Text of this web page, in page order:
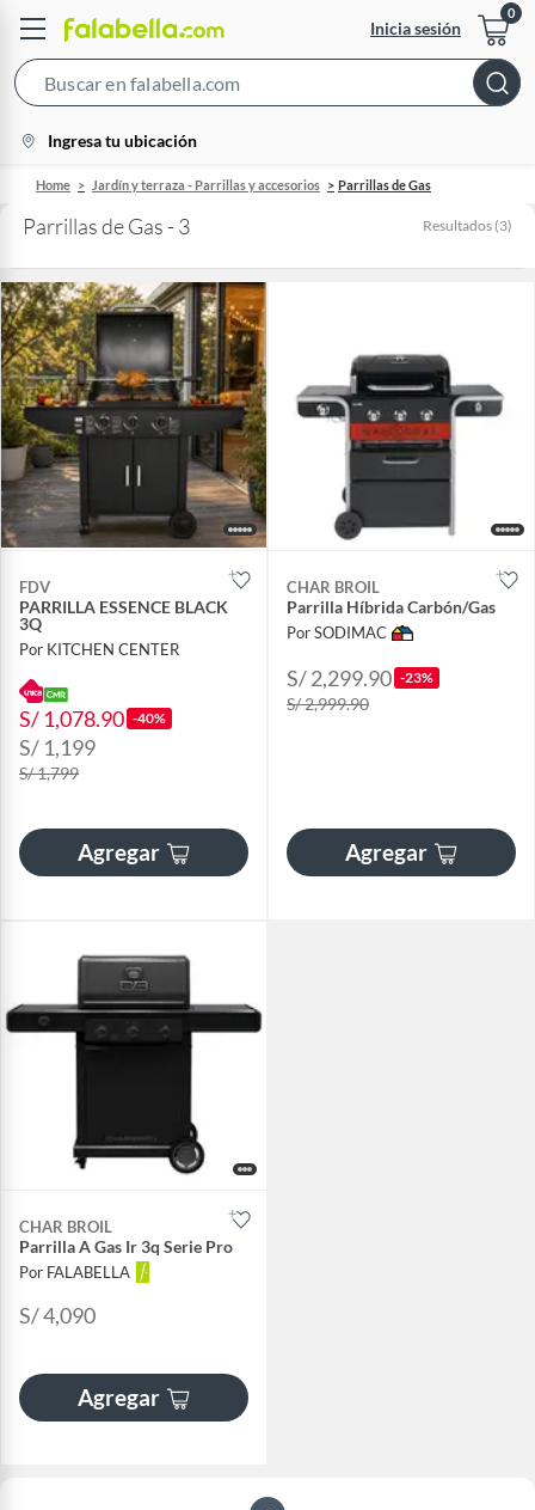
Inicia sesión
Bar
location-
icon
Ingresa tu ubicación
Home Jardín y terraza - Parrillas y accesorios Parrillas de Gas
Parrillas de Gas - 3 Resultados (3)
FDV
PARRILLA ESSENCE BLACK
3Q
Por KITCHEN CENTER
S/ 1,078.90 -40%
S/ 1,199
S/ 1,799
Agregar
CHAR BROIL
Parrilla Híbrida Carbón/Gas
Por SODIMAC
S/ 2,299.90 -23%
S/ 2,999.90
Agregar
CHAR BROIL
Parrilla A Gas Ir 3q Serie Pro
Por FALABELLA
S/ 4,090
Agregar